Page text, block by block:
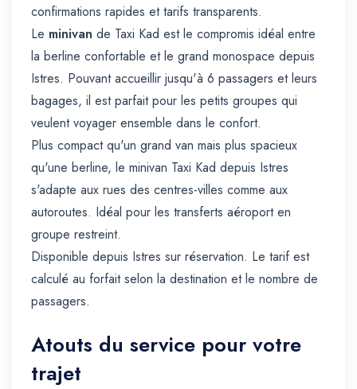
confirmations rapides et tarifs transparents.
Le minivan de Taxi Kad est le compromis idéal entre
la berline confortable et le grand monospace depuis
Istres. Pouvant accueillir jusqu'à 6 passagers et leurs
bagages, il est parfait pour les petits groupes qui
veulent voyager ensemble dans le confort.
Plus compact qu'un grand van mais plus spacieux
qu'une berline, le minivan Taxi Kad depuis Istres
s'adapte aux rues des centres-villes comme aux
autoroutes. Idéal pour les transferts aéroport en
groupe restreint.
Disponible depuis Istres sur réservation. Le tarif est
calculé au forfait selon la destination et le nombre de
passagers.
Atouts du service pour votre
trajet